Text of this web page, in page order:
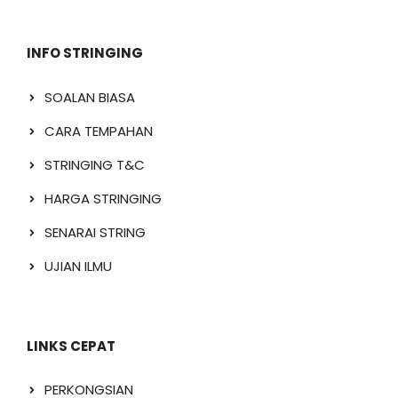
INFO STRINGING
SOALAN BIASA
CARA TEMPAHAN
STRINGING T&C
HARGA STRINGING
SENARAI STRING
UJIAN ILMU
LINKS CEPAT
PERKONGSIAN